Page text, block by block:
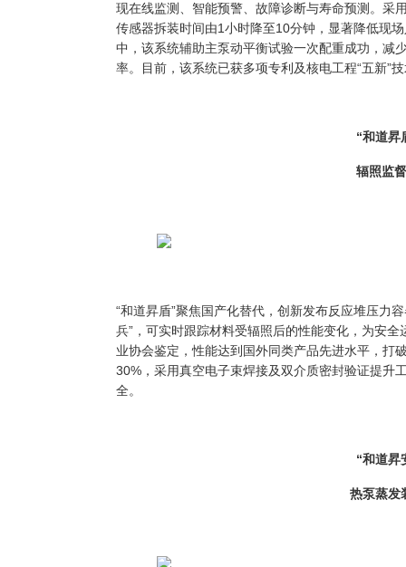
现在线监测、智能预警、故障诊断与寿命预测。采
传感器拆装时间由1小时降至10分钟，显著降低现
中，该系统辅助主泵动平衡试验一次配重成功，减
率。目前，该系统已获多项专利及核电工程“五新”
“和道昇
辐照监
“和道昇盾”聚焦国产化替代，创新发布反应堆压力
兵”，可实时跟踪材料受辐照后的性能变化，为安
业协会鉴定，性能达到国外同类产品先进水平，打
30%，采用真空电子束焊接及双介质密封验证提升
全。
“和道昇
热泵蒸发